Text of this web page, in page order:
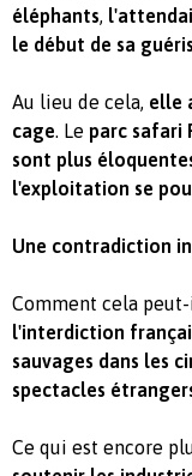
éléphants,
le début de sa
Au lieu de cela, elle
cage. Le parc safari
sont plus
l'exploitation se
Une contradiction
Comment cela
l'interdiction
sauvages dans les
spectacles
Ce qui est encore